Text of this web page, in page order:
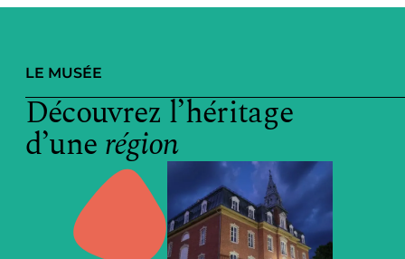
LE MUSÉE
Découvrez l’héritage
d’unerégion